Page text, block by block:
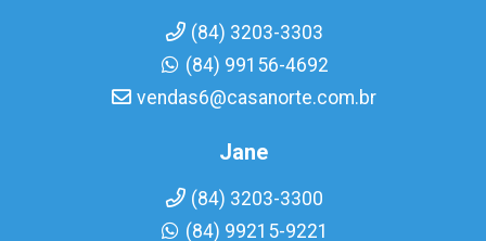
(84) 3203-3303
(84) 99156-4692
vendas6@casanorte.com.br
Jane
(84) 3203-3300
(84) 99215-9221